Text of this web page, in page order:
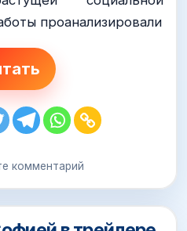
проанализировали
комментарий